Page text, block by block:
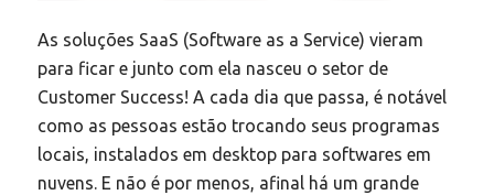
As soluções SaaS (Software as a Service) vieram
para ficar e junto com ela nasceu o setor de
Customer Success! A cada dia que passa, é notável
como as pessoas estão trocando seus programas
locais, instalados em desktop para softwares em
nuvens. E não é por menos, afinal há um grande